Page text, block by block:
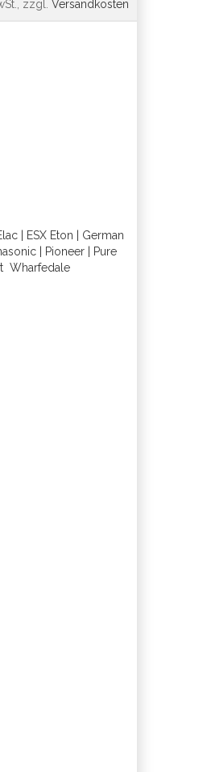
zzgl. Versandkosten
ESX Eton
German
| Pioneer|
Pure
Wharfedal e